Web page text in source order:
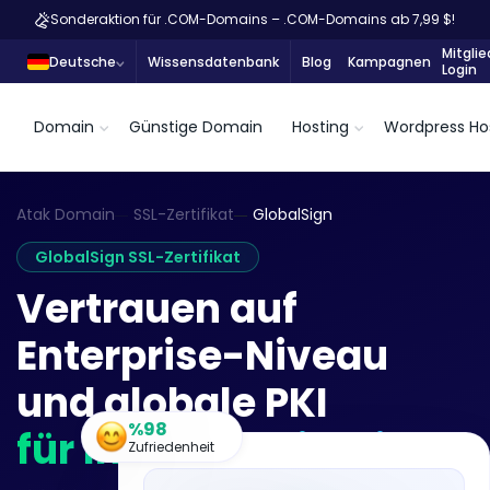
Sonderaktion für .COM-Domains – .COM-Domains ab 7,99 $!
Deutsche Wissensdatenbank Blog Kampagnen
Login
Domain Günstige Domain Hosting Wordpress
Atak Domain SSL-Zertifikat
GlobalSign
GlobalSign SSL-Zertifikat
Vertrauen auf
Enterprise-Niveau
und globale PKI
für Ihre Organisation
%98
Zufriedenheit